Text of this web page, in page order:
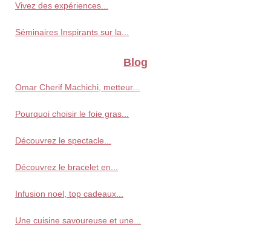
Vivez des expériences...
Séminaires Inspirants sur la...
Blog
Omar Cherif Machichi, metteur...
Pourquoi choisir le foie gras...
Découvrez le spectacle...
Découvrez le bracelet en...
Infusion noel, top cadeaux...
Une cuisine savoureuse et une...